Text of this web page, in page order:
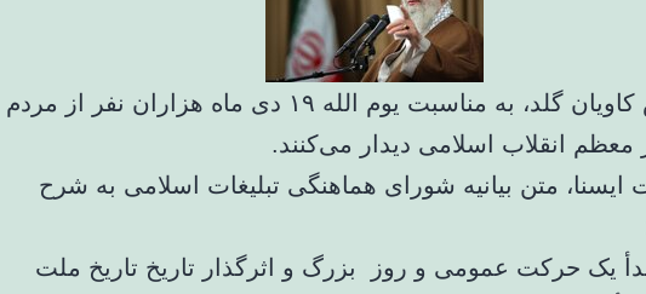
به گزارش کاویان گلد، به مناسبت یوم الله ۱۹ دی ماه هزاران نفر از مردم
معظم انقلاب اسلامی دیدار می‌کنند.
ایسنا، متن بیانیه شورای هماهنگی تبلیغات اسلامی به شرح
مبدأ یک حرکت عمومی و روز بزرگ و اثرگذار تاریخ تاریخ ملت